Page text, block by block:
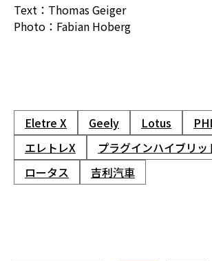
Text：Thomas Geiger
Photo：Fabian Hoberg
Eletre X Geely Lotus
エレトレX
プラグインハイブリッ
ロータス
吉利汽車